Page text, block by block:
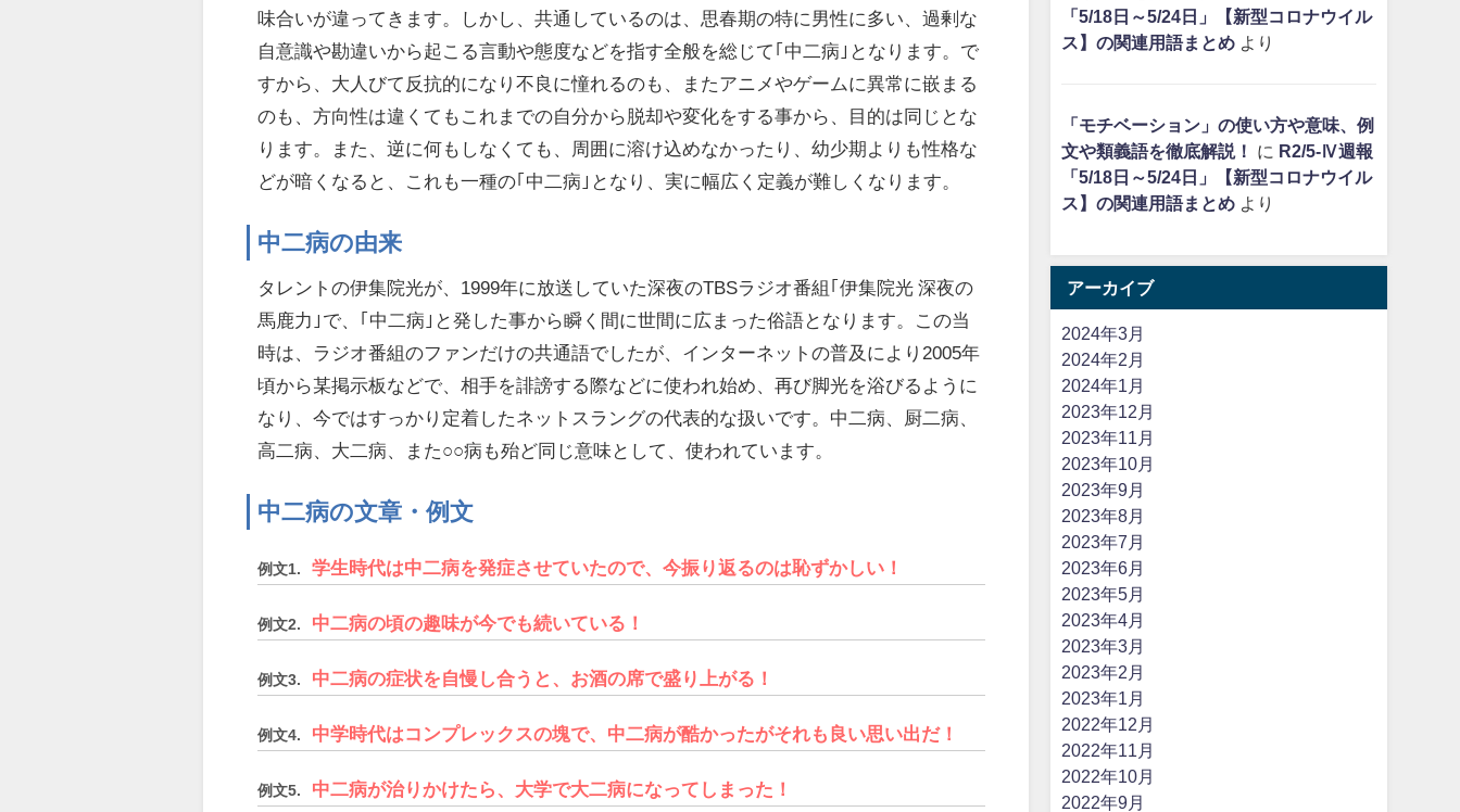
味合いが違ってきます。しかし、共通しているのは、思春期の特に男性に多い、過剰な
自意識や勘違いから起こる言動や態度などを指す全般を総じて｢中二病｣となります。で
すから、大人びて反抗的になり不良に憧れるのも、またアニメやゲームに異常に嵌まる
のも、方向性は違くてもこれまでの自分から脱却や変化をする事から、目的は同じとな
ります。また、逆に何もしなくても、周囲に溶け込めなかったり、幼少期よりも性格な
どが暗くなると、これも一種の｢中二病｣となり、実に幅広く定義が難しくなります。
中二病の由来
タレントの伊集院光が、1999年に放送していた深夜のTBSラジオ番組｢伊集院光 深夜の
馬鹿力｣で、｢中二病｣と発した事から瞬く間に世間に広まった俗語となります。この当
時は、ラジオ番組のファンだけの共通語でしたが、インターネットの普及により2005年
頃から某掲示板などで、相手を誹謗する際などに使われ始め、再び脚光を浴びるように
なり、今ではすっかり定着したネットスラングの代表的な扱いです。中二病、厨二病、
高二病、大二病、また○○病も殆ど同じ意味として、使われています。
中二病の文章・例文
例文1. 学生時代は中二病を発症させていたので、今振り返るのは恥ずかしい！
例文2. 中二病の頃の趣味が今でも続いている！
例文3. 中二病の症状を自慢し合うと、お酒の席で盛り上がる！
例文4. 中学時代はコンプレックスの塊で、中二病が酷かったがそれも良い思い出だ！
例文5. 中二病が治りかけたら、大学で大二病になってしまった！
「5/18日～5/24日」【新型コロナウイル
ス】の関連用語まとめより
「モチベーション」の使い方や意味、例
文や類義語を徹底解説！
に R2/5-Ⅳ週報
「5/18日～5/24日」【新型コロナウイル
ス】の関連用語まとめより
アーカイブ
2024年3月
2024年2月
2024年1月
2023年12月
2023年11月
2023年10月
2023年9月
2023年8月
2023年7月
2023年6月
2023年5月
2023年4月
2023年3月
2023年2月
2023年1月
2022年12月
2022年11月
2022年10月
2022年9月